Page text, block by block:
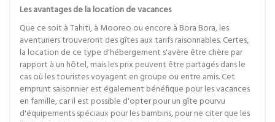
Les avantages de la location de vacances
Que ce soit à Tahiti, à Mooreo ou encore à Bora Bora, les
aventuriers trouveront des gîtes aux tarifs raisonnables. Certes,
la location de ce type d'hébergement s'avère être chère par
rapport à un hôtel, mais les prix peuvent être partagés dans le
cas où les touristes voyagent en groupe ou entre amis. Cet
emprunt saisonnier est également bénéfique pour les vacances
en famille, car il est possible d'opter pour un gîte pourvu
d'équipements spéciaux pour les bambins, pour ne citer que les